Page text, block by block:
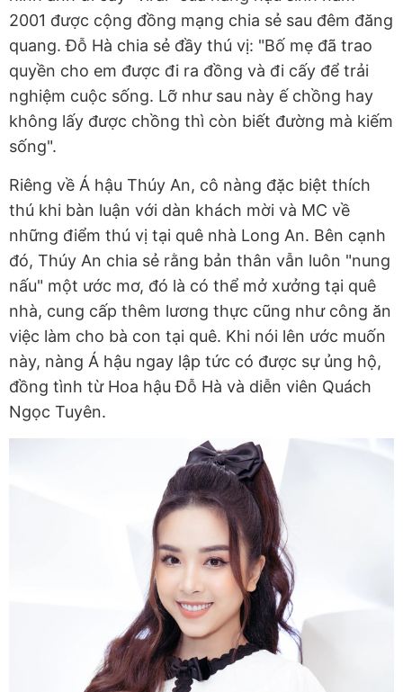
2001 được cộng đồng mạng chia sẻ sau đêm đăng
quang. Đỗ Hà chia sẻ đầy thú vị: "Bố mẹ đã trao
quyền cho em được đi ra đồng và đi cấy để trải
nghiệm cuộc sống. Lỡ như sau này ế chồng hay
không lấy được chồng thì còn biết đường mà kiếm
sống".
Riêng về Á hậu Thúy An, cô nàng đặc biệt thích
thú khi bàn luận với dàn khách mời và MC về
những điểm thú vị tại quê nhà Long An. Bên cạnh
đó, Thúy An chia sẻ rằng bản thân vẫn luôn "nung
nấu" một ước mơ, đó là có thể mở xưởng tại quê
nhà, cung cấp thêm lương thực cũng như công ăn
việc làm cho bà con tại quê. Khi nói lên ước muốn
này, nàng Á hậu ngay lập tức có được sự ủng hộ,
đồng tình từ Hoa hậu Đỗ Hà và diễn viên Quách
Ngọc Tuyên.